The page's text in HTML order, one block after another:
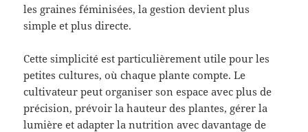
les graines féminisées, la gestion devient plus
simple et plus directe.
Cette simplicité est particulièrement utile pour les
petites cultures, où chaque plante compte. Le
cultivateur peut organiser son espace avec plus de
précision, prévoir la hauteur des plantes, gérer la
lumière et adapter la nutrition avec davantage de